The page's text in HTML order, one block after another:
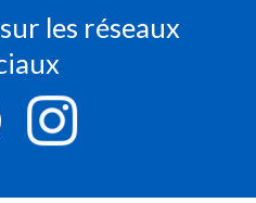
les réseaux